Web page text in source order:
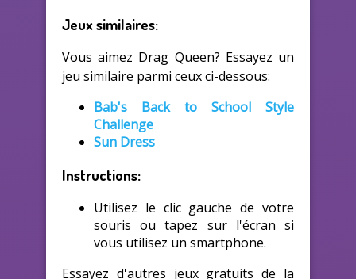
Jeux similaires:
Vous aimez Drag Queen? Essayez un
jeu similaire parmi ceux ci-dessous:
Bab's Back to School Style
Challenge
Sun Dress
Instructions:
Utilisez le clic gauche de votre
souris ou tapez sur l'écran si
vous utilisez un smartphone.
Essayez d'autres jeux gratuits de la